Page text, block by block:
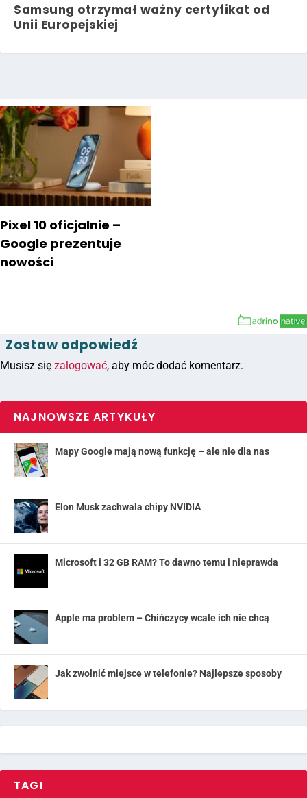
Samsung otrzymał ważny certyfikat od
Unii Europejskiej
Pixel 10 oficjalnie –
Google prezentuje
nowości
Zostaw odpowiedź
Musisz się zalogować, aby móc dodać komentarz.
NAJNOWSZE ARTYKUŁY
Mapy Google mają nową funkcję – ale nie dla nas
Elon Musk zachwala chipy NVIDIA
Microsoft i 32 GB RAM? To dawno temu i nieprawda
Apple ma problem – Chińczycy wcale ich nie chcą
Jak zwolnić miejsce w telefonie? Najlepsze sposoby
TAGI